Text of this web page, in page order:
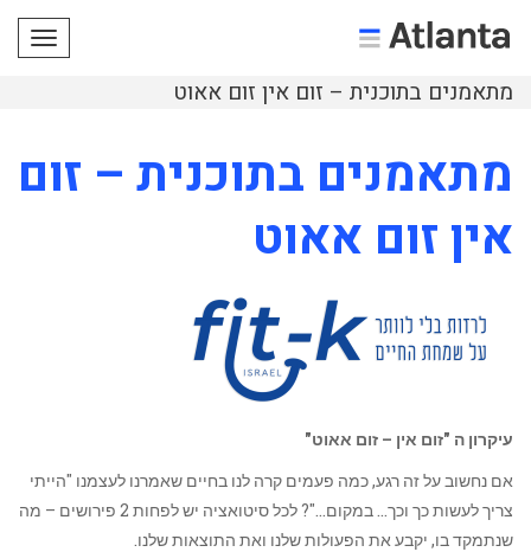
מתאמנים בתוכנית – זום אין זום אאוט
מתאמנים בתוכנית – זום
אין זום אאוט
עיקרון ה "זום אין – זום אאוט"
אם נחשוב על זה רגע, כמה פעמים קרה לנו בחיים שאמרנו לעצמנו "הייתי
צריך לעשות כך וכך… במקום…"? לכל סיטואציה יש לפחות 2 פירושים – מה
שנתמקד בו, יקבע את הפעולות שלנו ואת התוצאות שלנו.